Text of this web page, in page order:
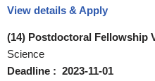
View details & Apply
(14) Postdoctoral Fellowship
Science
Deadline : 2023-11-01